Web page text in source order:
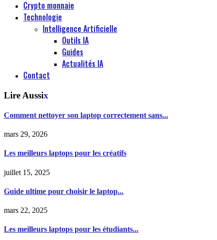
Crypto monnaie
Technologie
Intelligence Artificielle
Outils IA
Guides
Actualités IA
Contact
Lire Aussix
Comment nettoyer son laptop correctement sans...
mars 29, 2026
Les meilleurs laptops pour les créatifs
juillet 15, 2025
Guide ultime pour choisir le laptop...
mars 22, 2025
Les meilleurs laptops pour les étudiants...